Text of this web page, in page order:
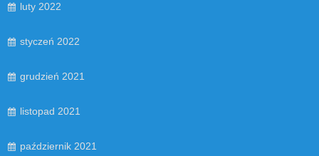
luty 2022
styczeń 2022
grudzień 2021
listopad 2021
październik 2021